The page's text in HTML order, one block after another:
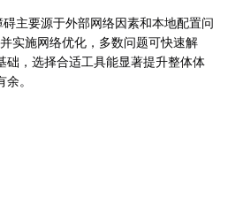
主要源于外部网络因素和本地配置问
实施网络优化，多数问题可快速解
础，选择合适工具能显著提升整体体
。